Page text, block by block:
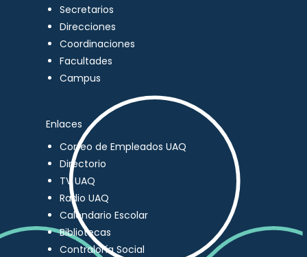
Secretarios
Direcciones
Coordinaciones
Facultades
Campus
Enlaces
Correo de Empleados UAQ
Directorio
TV UAQ
Radio UAQ
Calendario Escolar
Bibliotecas
Contraloría Social